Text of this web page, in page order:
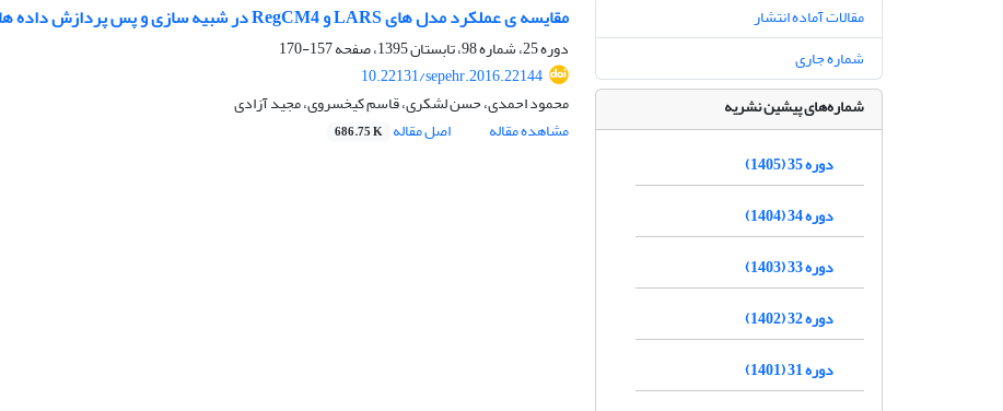
مقایسه ی عملکرد مدل های LARS و RegCM4 در شبیه سازی و پس پردازش داده های سالانه دما و بارش خراسان بزرگ
دوره 25، شماره 98، تابستان 1395، صفحه
157-170
10.22131/sepehr.2016.22144
محمود احمدی، حسن لشکری، قاسم کیخسروی، مجید آزادی
مشاهده مقاله
اصل مقاله 686.75 K
مقالات آماده انتشار
شماره جاری
شماره‌های پیشین نشریه
دوره 35 (1405)
دوره 34 (1404)
دوره 33 (1403)
دوره 32 (1402)
دوره 31 (1401)